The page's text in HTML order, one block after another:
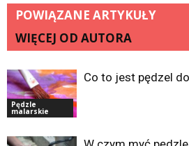
POWIĄZANE ARTYKUŁY
WIĘCEJ OD AUTORA
Pędzle
malarskie
Co to jest pędzel